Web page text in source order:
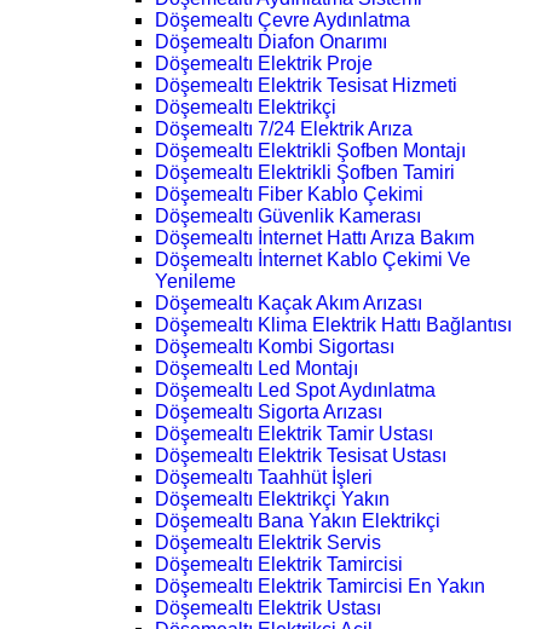
Döşemealtı Çevre Aydınlatma
Döşemealtı Diafon Onarımı
Döşemealtı Elektrik Proje
Döşemealtı Elektrik Tesisat Hizmeti
Döşemealtı Elektrikçi
Döşemealtı 7/24 Elektrik Arıza
Döşemealtı Elektrikli Şofben Montajı
Döşemealtı Elektrikli Şofben Tamiri
Döşemealtı Fiber Kablo Çekimi
Döşemealtı Güvenlik Kamerası
Döşemealtı İnternet Hattı Arıza Bakım
Döşemealtı İnternet Kablo Çekimi Ve
Yenileme
Döşemealtı Kaçak Akım Arızası
Döşemealtı Klima Elektrik Hattı Bağlantısı
Döşemealtı Kombi Sigortası
Döşemealtı Led Montajı
Döşemealtı Led Spot Aydınlatma
Döşemealtı Sigorta Arızası
Döşemealtı Elektrik Tamir Ustası
Döşemealtı Elektrik Tesisat Ustası
Döşemealtı Taahhüt İşleri
Döşemealtı Elektrikçi Yakın
Döşemealtı Bana Yakın Elektrikçi
Döşemealtı Elektrik Servis
Döşemealtı Elektrik Tamircisi
Döşemealtı Elektrik Tamircisi En Yakın
Döşemealtı Elektrik Ustası